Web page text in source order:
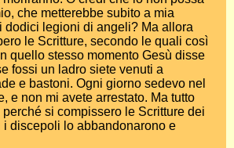
che metterebbe subito a mia
dodici legioni di angeli? Ma allora
le Scritture, secondo le quali così
quello stesso momento Gesù disse
fossi un ladro siete venuti a
e bastoni. Ogni giorno sedevo nel
e non mi avete arrestato. Ma tutto
si compissero le Scritture dei
i discepoli lo abbandonarono e